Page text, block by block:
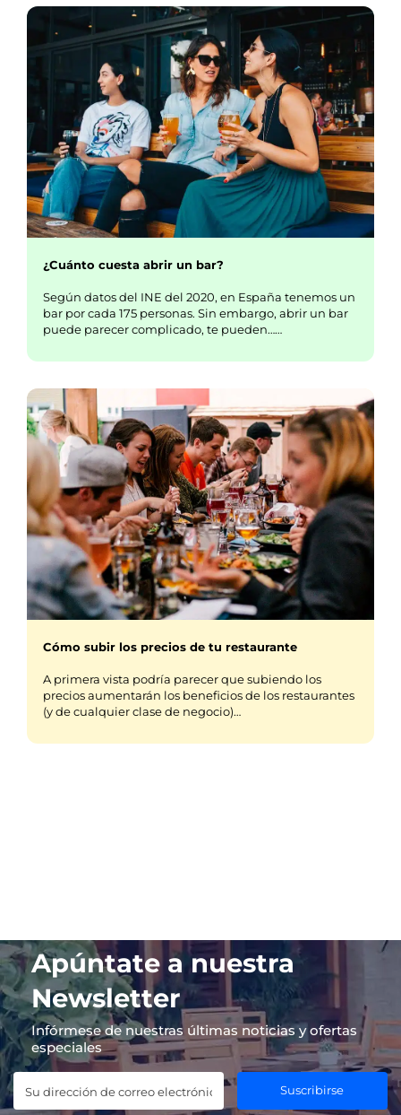
¿Cuánto cuesta abrir un bar?
Según datos del INE del 2020, en España tenemos un
bar por cada 175 personas. Sin embargo, abrir un bar
puede parecer complicado, te pueden……
Cómo subir los precios de tu restaurante
A primera vista podría parecer que subiendo los
precios aumentarán los beneficios de los restaurantes
(y de cualquier clase de negocio)…
Apúntate a nuestra
Newsletter
Infórmese de nuestras últimas noticias y ofertas
especiales
Suscribirse